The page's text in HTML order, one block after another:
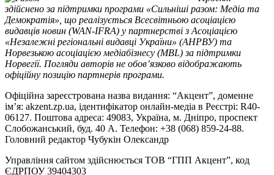
здійснено за підтримки програми «Сильніші разом: Медіа та
Демократія», що реалізується Всесвітньою асоціацією
видавців новин (WAN-IFRA) у партнерстві з Асоціацією
«Незалежні регіональні видавці України» (АНРВУ) та
Норвезькою асоціацією медіабізнесу (MBL) за підтримки
Норвегії. Погляди авторів не обов’язково відображають
офіційну позицію партнерів програми.
Офіційна зареєстрована назва видання: “Акцент”, доменне
ім’я: akzent.zp.ua, ідентифікатор онлайн-медіа в Реєстрі: R40-
06127. Поштова адреса: 49083, Україна, м. Дніпро, проспект
Слобожанський, буд. 40 А. Телефон: +38 (068) 859-24-88.
Головний редактор Чубукін Олександр
Управління сайтом здійснюється ТОВ “ГПП Акцент”, код
ЄДРПОУ 39404303